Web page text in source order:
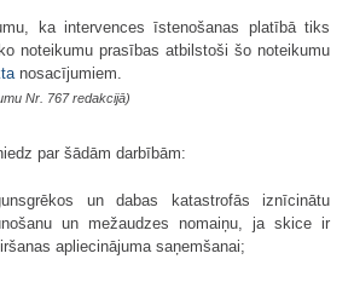
ka intervences īstenošanas platībā tiks
noteikumu prasības atbilstoši šo noteikumu
nosacījumiem.
Nr. 767 redakcijā)
par šādām darbībām:
un dabas katastrofās iznīcinātu
un mežaudzes nomaiņu, ja skice ir
apliecinājuma saņemšanai;